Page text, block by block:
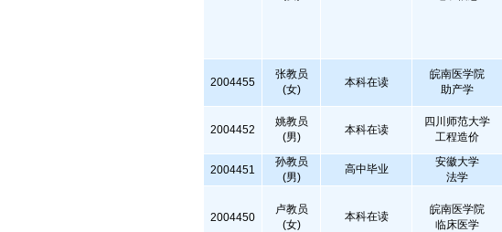
2004455
张教员
(女)
本科在读
皖南医学院
助产学
2004452
姚教员
(男)
本科在读
四川师范大学
工程造价
2004451
孙教员
(男)
高中毕业
安徽大学
法学
2004450
卢教员
(女)
本科在读
皖南医学院
临床医学